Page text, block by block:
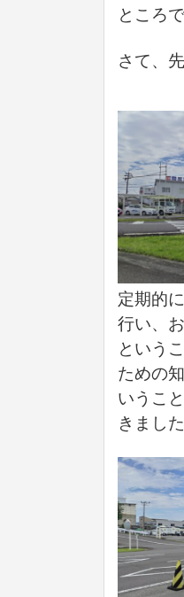
ところ
さて、
定期的
行い、
という
ための
いうこ
きました